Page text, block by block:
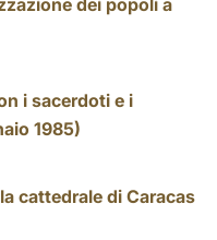
dei popoli a
i sacerdoti e i
1985)
cattedrale di Caracas